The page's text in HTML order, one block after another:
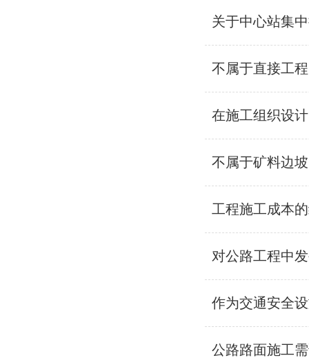
关于中心站集
不属于直接工
在施工组织设
不属于矿料边
工程施工成本
对公路工程中
作为交通安全
公路路面施工